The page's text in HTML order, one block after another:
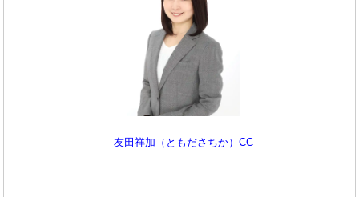
友田祥加（ともださちか）CC